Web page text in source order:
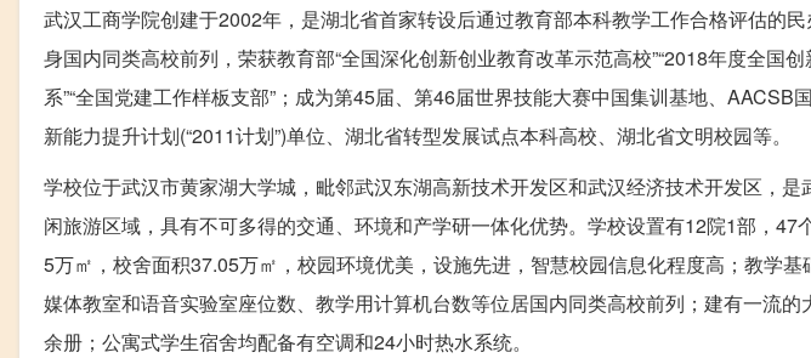
武汉工商学院创建于2002年，是湖北省首家转设后通过教育部本科教学工作合格评估的
身国内同类高校前列，荣获教育部“全国深化创新创业教育改革示范高校”“2018年度全国
系”“全国党建工作样板支部”；成为第45届、第46届世界技能大赛中国集训基地、
新能力提升计划(“2011计划”)单位、湖北省转型发展试点本科高校、湖北省文明校园等。
学校位于武汉市黄家湖大学城，毗邻武汉东湖高新技术开发区和武汉经济技术开发区，
闲旅游区域，具有不可多得的交通、环境和产学研一体化优势。学校设置有12院1部，47
5万㎡，校舍面积37.05万㎡，校园环境优美，设施先进，智慧校园信息化程度高；教学
媒体教室和语音实验室座位数、教学用计算机台数等位居国内同类高校前列；建有一流
余册；公寓式学生宿舍均配备有空调和24小时热水系统。